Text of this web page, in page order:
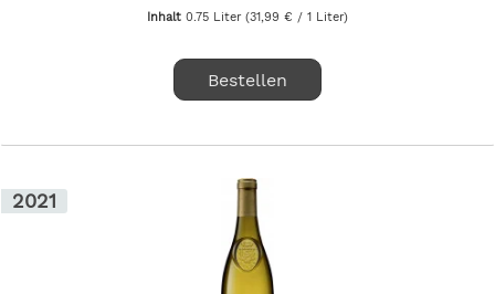
Inhalt0.75 Liter(31,99 € / 1 Liter)
Bestellen
2021